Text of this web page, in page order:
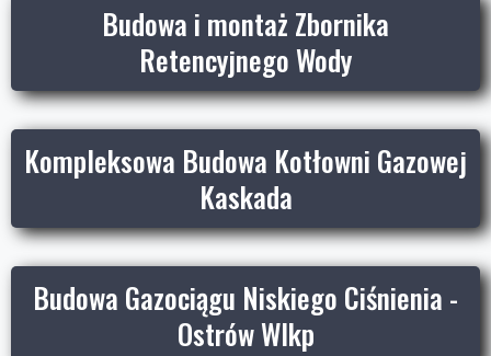
Budowa i montaż Zbornika
Retencyjnego Wody
Kompleksowa Budowa Kotłowni Gazowej
Kaskada
Budowa Gazociągu Niskiego Ciśnienia -
Ostrów Wlkp